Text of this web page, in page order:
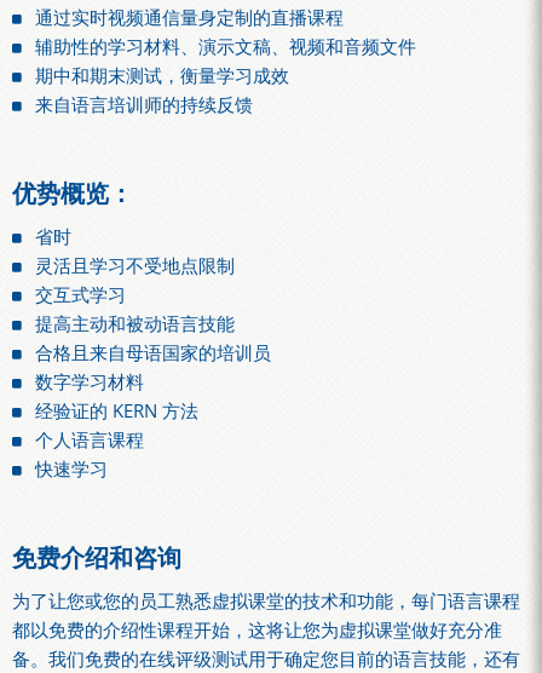
通过实时视频通信量身定制的直播课程
辅助性的学习材料、演示文稿、视频和音频文件
期中和期末测试，衡量学习成效
来自语言培训师的持续反馈
优势概览：
省时
灵活且学习不受地点限制
交互式学习
提高主动和被动语言技能
合格且来自母语国家的培训员
数字学习材料
经验证的 KERN 方法
个人语言课程
快速学习
免费介绍和咨询
为了让您或您的员工熟悉虚拟课堂的技术和功能，每门语言课程
都以免费的介绍性课程开始，这将让您为虚拟课堂做好充分准
备。我们免费的在线评级测试用于确定您目前的语言技能，还有